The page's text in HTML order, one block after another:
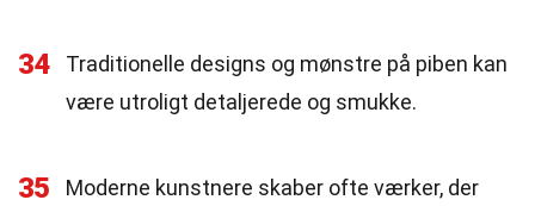
34
Traditionelle designs og mønstre på piben kan
være utroligt detaljerede og smukke.
35
Moderne kunstnere skaber ofte værker, der